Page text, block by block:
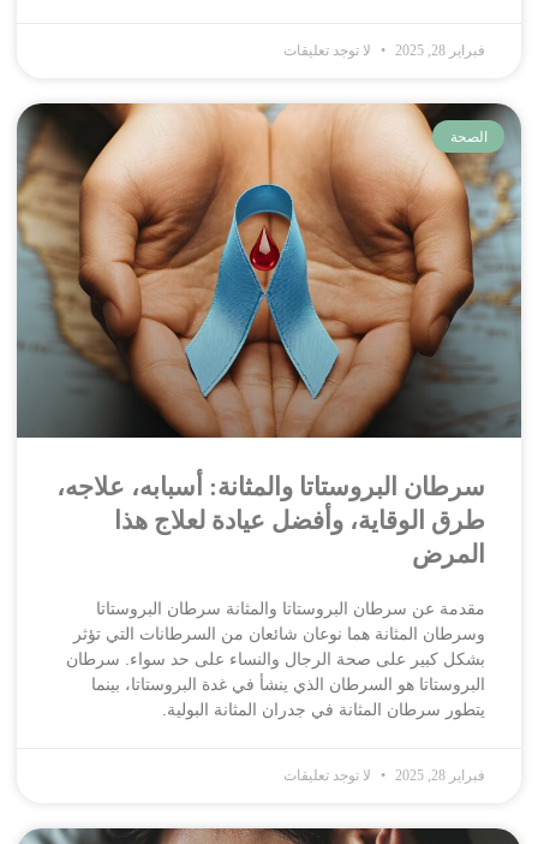
فبراير 28, 2025 لا توجد تعليقات
الصحة
سرطان البروستاتا والمثانة: أسبابه، علاجه،
طرق الوقاية، وأفضل عيادة لعلاج هذا
المرض
مقدمة عن سرطان البروستاتا والمثانة سرطان البروستاتا
وسرطان المثانة هما نوعان شائعان من السرطانات التي تؤثر
بشكل كبير على صحة الرجال والنساء على حد سواء. سرطان
البروستاتا هو السرطان الذي ينشأ في غدة البروستاتا، بينما
يتطور سرطان المثانة في جدران المثانة البولية.
فبراير 28, 2025 لا توجد تعليقات